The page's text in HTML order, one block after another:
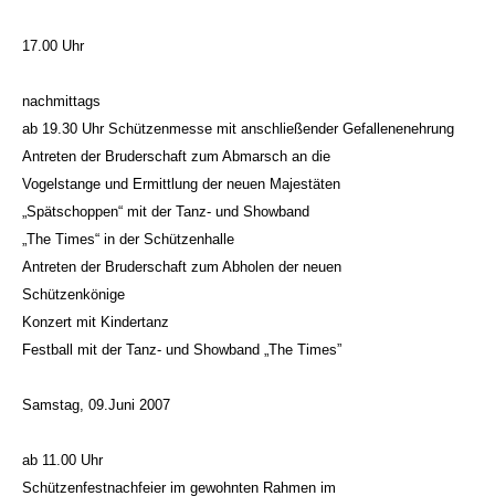
17.00 Uhr
nachmittags
ab 19.30 Uhr Schützenmesse mit anschließender Gefallenenehrung
Antreten der Bruderschaft zum Abmarsch an die
Vogelstange und Ermittlung der neuen Majestäten
„Spätschoppen“ mit der Tanz- und Showband
„The Times“ in der Schützenhalle
Antreten der Bruderschaft zum Abholen der neuen
Schützenkönige
Konzert mit Kindertanz
Festball mit der Tanz- und Showband „The Times”
Samstag, 09.Juni 2007
ab 11.00 Uhr
Schützenfestnachfeier im gewohnten Rahmen im